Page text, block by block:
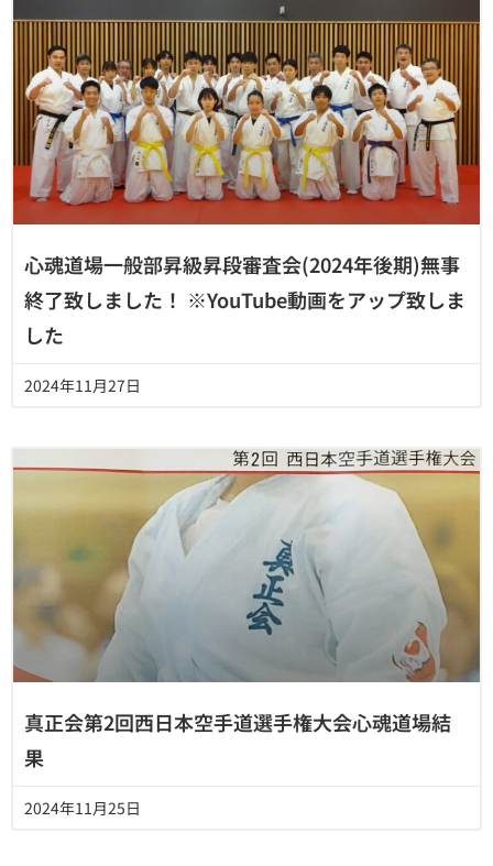
心魂道場一般部昇級昇段審査会(2024年後期)無事
終了致しました！ ※YouTube動画をアップ致しま
した
2024年11月27日
真正会第2回西日本空手道選手権大会心魂道場結
果
2024年11月25日